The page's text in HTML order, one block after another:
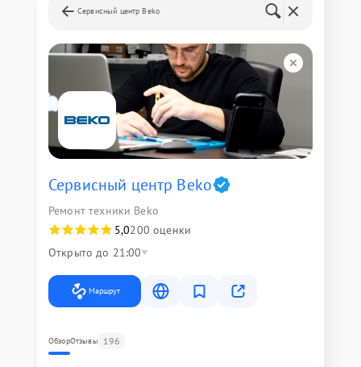
Сервисный центр Beko
Сервисный центр Beko
Ремонт техники Beko
5,0200 оценки
Открыто до 21:00
Маршрут
ОбзорОтзывы 196